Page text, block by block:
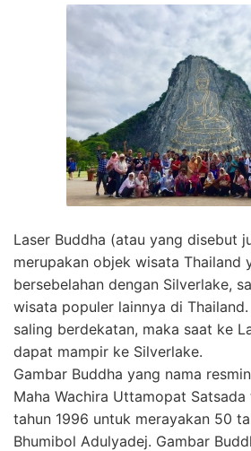
Laser Buddha (atau yang disebut
merupakan objek wisata Thailand
bersebelahan dengan Silverlake,
wisata populer lainnya di
saling berdekatan, maka saat ke
dapat mampir ke Silverlake.
Gambar Buddha yang nama
Maha Wachira Uttamopat
tahun 1996 untuk merayakan 50
Bhumibol Adulyadej. Gambar